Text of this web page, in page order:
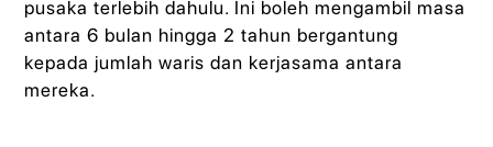
pusaka terlebih dahulu. Ini boleh mengambil masa
antara 6 bulan hingga 2 tahun bergantung
kepada jumlah waris dan kerjasama antara
mereka.